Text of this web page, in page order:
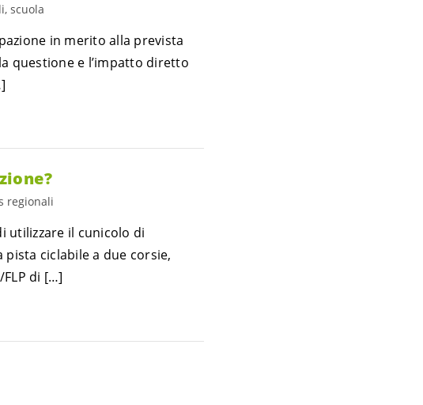
scuola
in merito alla prevista
questione e l’impatto diretto
regionali
utilizzare il cunicolo di
pista ciclabile a due corsie,
di […]